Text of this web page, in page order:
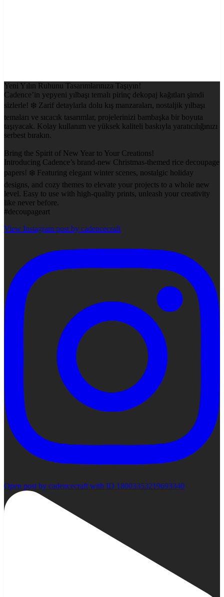
Yeni Yılın Ruhunu Tasarımlarınıza Taşıyın!
Cadence’in yepyeni yılbaşı temalı pirinç dekopaj kağıtları şimdi
sizlerle! ❄️ Zarif detaylarla dolu kış manzaraları, nostaljik yılbaşı
temaları ve sıcacık tasarımlar, projelerinizi bambaşka bir boyuta
taşıyacak. Kolay kullanım ve yüksek kaliteli baskıyla yaratıcılığınızı
serbest bırakın.
Bring the Spirit of New Year to Your Creations!
Introducing Cadence’s brand-new Christmas-themed rice decoupage
papers! ❄️ Featuring elegant winter scenes, nostalgic holiday
designs, and cozy themes to elevate your projects to a whole new
level. Easy to use with high-quality prints, unleash your creativity
like never before.
#decoupageart
View Instagram post by cadencecraft
Open post by cadencecraft with ID 18003353219693340